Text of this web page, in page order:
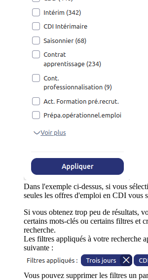
Dans l'exemple ci-dessus, si vous
seules les offres d'emploi en CDI vous
Si vous obtenez trop peu de résultats,
certains mots-clés ou certains filtres et
recherche.
Les filtres appliqués à votre recherche
suivante :
Vous pouvez supprimer les filtres un